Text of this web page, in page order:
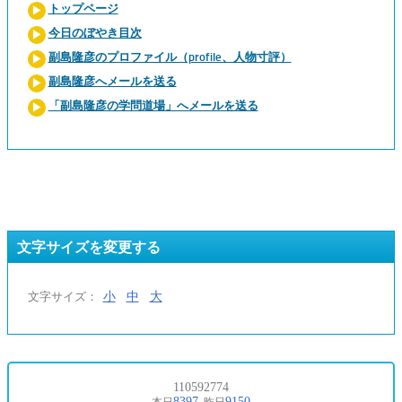
トップページ
今日のぼやき目次
副島隆彦のプロファイル（profile、人物寸評）
副島隆彦へメールを送る
「副島隆彦の学問道場」へメールを送る
文字サイズを変更する
文字サイズ： 小 中 大